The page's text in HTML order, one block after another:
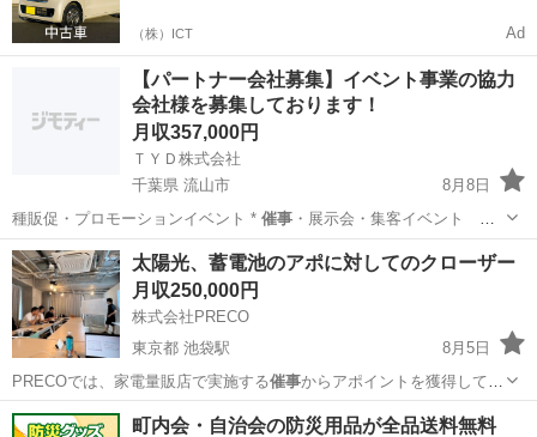
（株）ICT Ad
【パートナー会社募集】イベント事業の協力
会社様を募集しております！
月収357,000円
ＴＹＤ株式会社
千葉県 流山市
8月8日
種販促・プロモーションイベント * 催事・展示会・集客イベント な
ど 継…
千葉 流山市 営業 未経験
太陽光、蓄電池のアポに対してのクローザー
月収250,000円
株式会社PRECO
東京都 池袋駅
8月5日
PRECOでは、家電量販店で実施する催事からアポイントを獲得してい
ます。 …
東京 豊島区 池袋駅 販売 業務
町内会・自治会の防災用品が全品送料無料